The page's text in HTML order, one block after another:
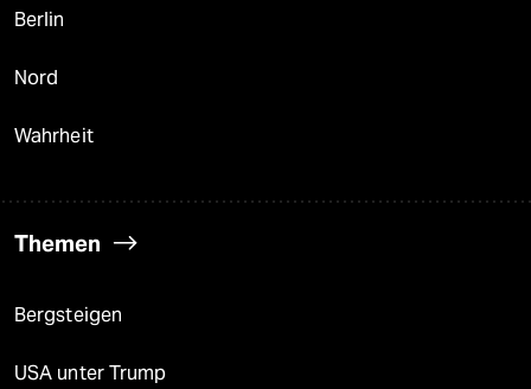
Berlin
Nord
Wahrheit
Themen
Bergsteigen
USA unter Trump